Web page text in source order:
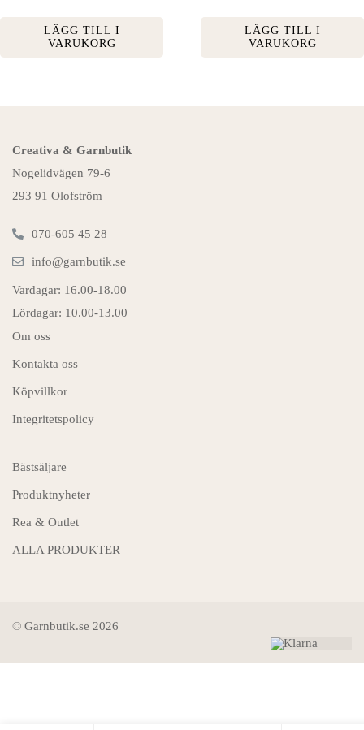
LÄGG TILL I
VARUKORG
LÄGG TILL I
VARUKORG
Creativa & Garnbutik
Nogelidvägen 79-6
293 91 Olofström
070-605 45 28
info@garnbutik.se
Vardagar: 16.00-18.00
Lördagar: 10.00-13.00
Om oss
Kontakta oss
Köpvillkor
Integritetspolicy
Bästsäljare
Produktnyheter
Rea & Outlet
ALLA PRODUKTER
© Garnbutik.se 2026